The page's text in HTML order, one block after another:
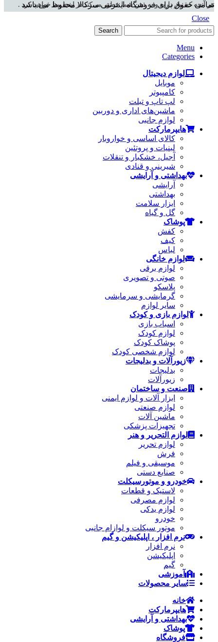
هر آنچه که نیاز دارید و به ذهن شما خطور می‌کند در اینجا پیدا خواهید کرد .
تمامی حقوق برای فروشگاه اینترنتی سرکالا محفوظ می باشد
Close
Search
Menu
Categories
لوازم دیجیتال
موبایل
کامپیوتر
لپ تاپ و تبلت
ماشین‌های اداری و دوربین
لوازم جانبی
هایپرمارکت
کالای اساسی و خواروبار
لبنیات و پروتئین
آجیل، خشکبار و تنقلات
شیرینی و قنادی
بهداشتی و آرایشی
آرایشی
بهداشتی
ابزار سلامت
گل و گیاه
پوشاک
کفش
کیف
لباس
لوازم خانگی
لوازم برقی
صوتی و تصویری
پلاسکو
گرمایشی و سرمایشی
سایر لوازم
لوازم بازی و کودک
اسباب بازی
لوازم کودک
پوشاک کودک
لوازم شخصی کودک
زیورآلات و بدلیجات
بدلیجات
زیورآلات
صنعت و ساختمان
ابزار آلات و لوازم ایمنی
لوازم صنعتی
ماشین آلات
تجهیزات پزشکی
لوازم التحریر و هنر
لوازم تحریر
فرش
موسیقی و فیلم
صنایع دستی
خودرو و موتورسیکلت
لاستیک و قطعات
لوازم مصرفی
لوازم یدکی
خودرو
موتور سیکلت و لوازام جانبی
نرم افزار ، اپلیکیشن و گیم
نرم افزار
اپلیکیشن
گیم
آموزشی
سایر محصولات
خانه
هایپرمارکت
بهداشتی و آرایشی
پوشاک
فروشگاه